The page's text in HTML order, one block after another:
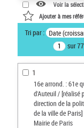
Voir la
Ajouter à mes
Tri par : Date
sur
1
16e arrond. : 61e
d'Auteuil / [réalisé
direction de la
de la ville de Paris]
Mairie de Paris